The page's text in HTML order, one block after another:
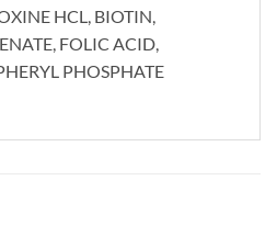
HCL, BIOTIN,
FOLIC ACID,
PHOSPHATE